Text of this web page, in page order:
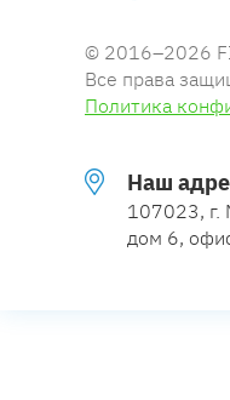
© 2016–2026
Все права
Политика
Наш
107023, г.
дом 6,